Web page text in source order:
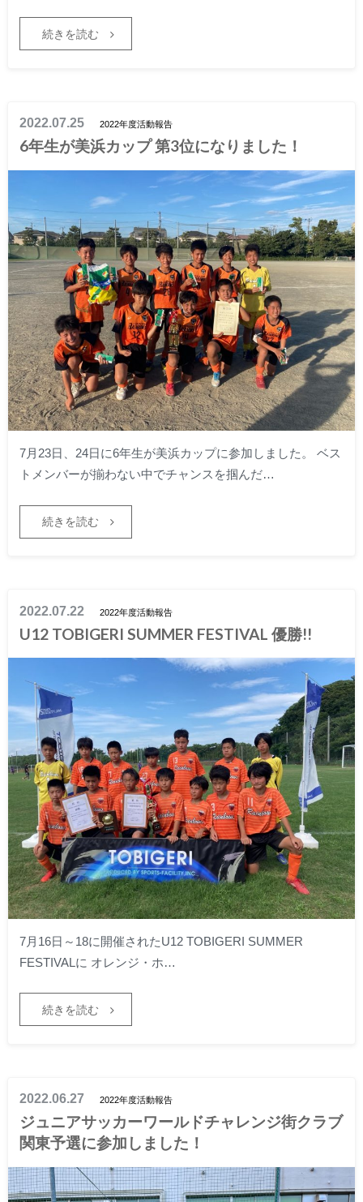
続きを読む
2022.07.25 2022年度活動報告
6年生が美浜カップ 第3位になりました！
7月23日、24日に6年生が美浜カップに参加しました。 ベス
トメンバーが揃わない中でチャンスを掴んだ…
続きを読む
2022.07.22 2022年度活動報告
U12 TOBIGERI SUMMER FESTIVAL 優勝!!
7月16日～18に開催されたU12 TOBIGERI SUMMER
FESTIVALに オレンジ・ホ…
続きを読む
2022.06.27 2022年度活動報告
ジュニアサッカーワールドチャレンジ街クラブ
関東予選に参加しました！